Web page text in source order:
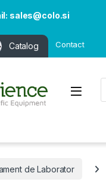
sales@colo.si
Catalog Contact
Open
de Laborator